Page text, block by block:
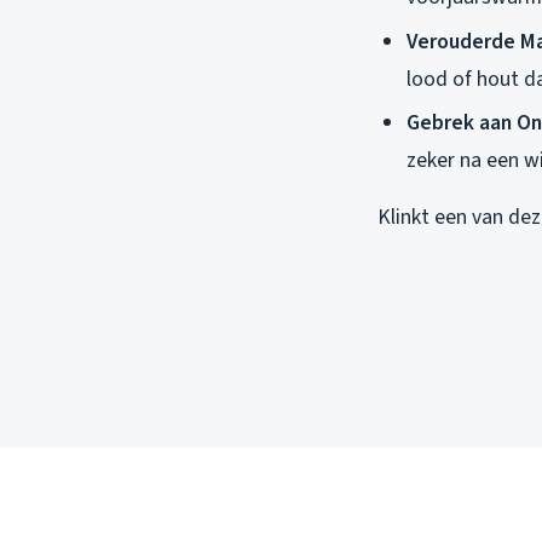
Verouderde
lood of hout
Gebrek aan
zeker na een
Klinkt een van